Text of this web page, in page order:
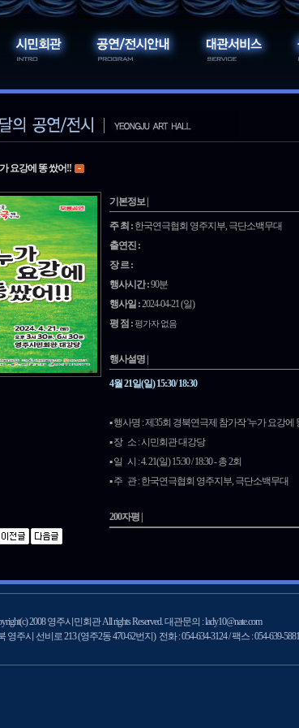
요강에 똥 쌌어!!
기본정보 |
주 최 : 한국연극협회 영주지부, 극단소백무대
출연진 :
장 르 :
행사시간 :90분
행사일 :2024-04-21 (일)
평 점 :평가자 없음
행사설명 |
4월 21일(일) 15:30/ 18:30
▪️ 행사명 : 제35회 경북연극제 참가작 '누가 요강에
▪️ 장 소 : 시민회관 대강당
▪️ 일 시 : 4. 21(일) 15:30 / 18:30 - 총 2회
▪️ 주 관 : 한국연극협회 영주지부, 극단소백무대
200자평 |
2008 영주시민회관 All rights Reserved. 대관문의 : lady10@nate.com
영주시 선비로 213 (영주2동 470-62번지) 전화 : 054-634-3124 / 팩스 : 054-639-5881